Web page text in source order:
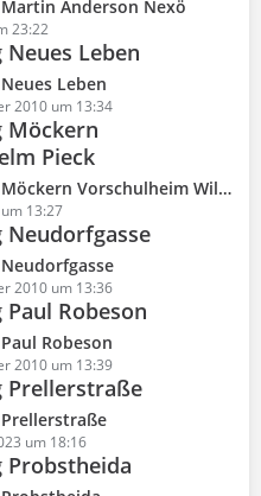
Anderson Nexö
23:22
Leben
Leben
2010 um 13:34
Möckern
Pieck
Vorschulheim Wilhelm Pieck
13:27
Neudorfgasse
2010 um 13:36
Robeson
Robeson
2010 um 13:39
Prellerstraße
um 18:16
Probstheida